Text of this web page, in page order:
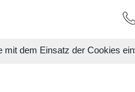
dem Einsatz der Cookies